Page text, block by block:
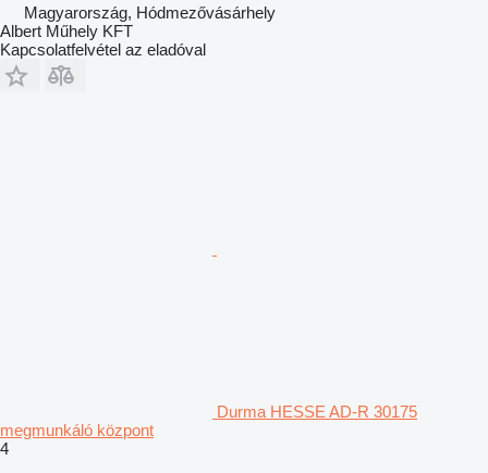
Magyarország, Hódmezővásárhely
Albert Műhely KFT
Kapcsolatfelvétel az eladóval
Durma HESSE AD-R 30175
megmunkáló központ
4